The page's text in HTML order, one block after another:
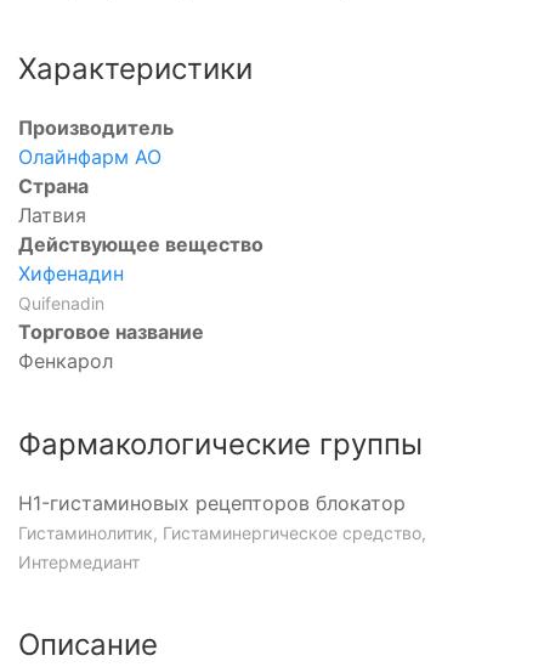
Характеристики
Производитель
Олайнфарм АО
Страна
Латвия
Действующее вещество
Хифенадин
Quifenadin
Торговое название
Фенкарол
Фармакологические группы
H1-гистаминовых рецепторов блокатор
Гистаминолитик, Гистаминергическое средство,
Интермедиант
Описание